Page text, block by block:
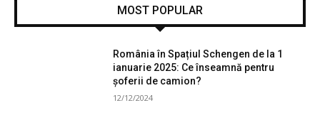
MOST POPULAR
România în Spațiul Schengen de la 1
ianuarie 2025: Ce înseamnă pentru
șoferii de camion?
12/12/2024